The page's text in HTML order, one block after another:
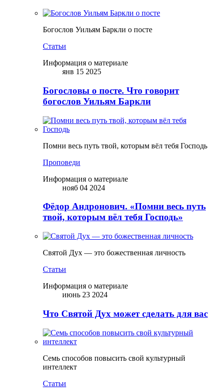
Богослов Уильям Баркли о посте
Статьи
Информация о материале
янв 15 2025
Богословы о посте. Что говорит
богослов Уильям Баркли
Помни весь путь твой, которым вёл тебя Господь
Проповеди
Информация о материале
нояб 04 2024
Фёдор Андронович. «Помни весь путь
твой, которым вёл тебя Господь»
Святой Дух — это божественная личность
Статьи
Информация о материале
июнь 23 2024
Что Святой Дух может сделать для вас
Семь способов повысить свой культурный
интеллект
Статьи